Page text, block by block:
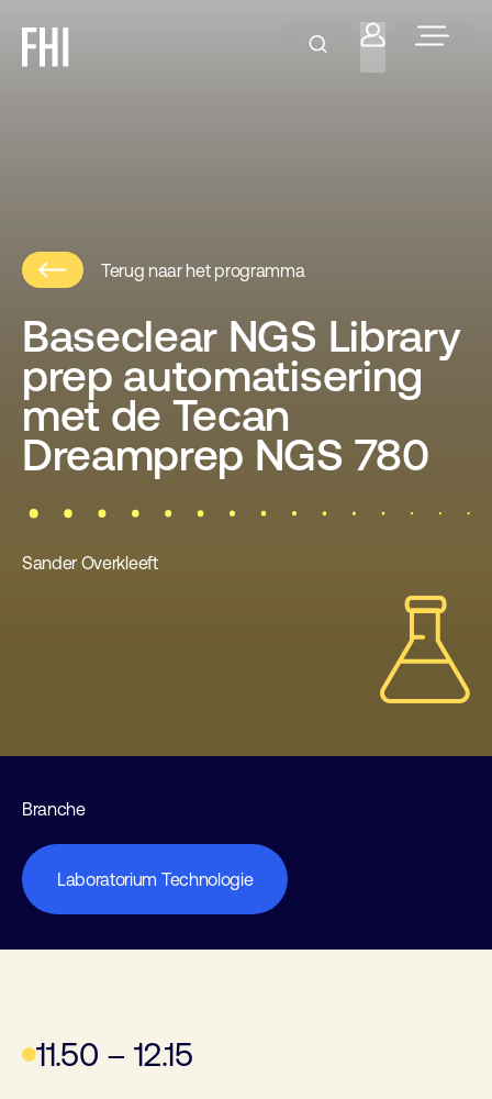
Terug naar het programma
Baseclear NGS Library
prep automatisering
met de Tecan
Dreamprep NGS 780
Sander Overkleeft
Branche
Laboratorium Technologie
11.50 – 12.15